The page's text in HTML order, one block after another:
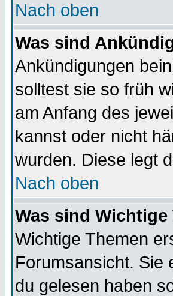
Nach oben
Was sind
Ankündigungen
solltest sie so früh
am Anfang des
kannst oder nicht
wurden. Diese legt
Nach oben
Was sind Wichtige
Wichtige Themen
Forumsansicht. Sie
du gelesen haben